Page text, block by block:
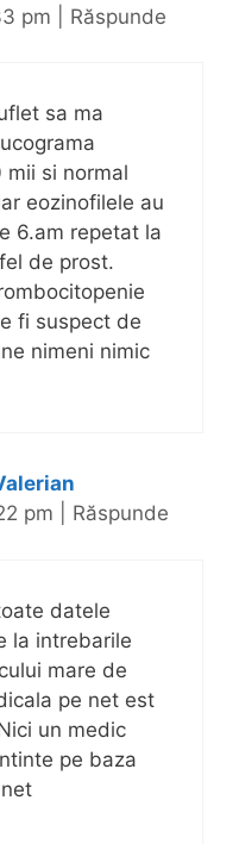
pm
Răspunde
sa ma
si normal
eozinofilele au
6.am repetat la
de prost.
fi suspect de
nimeni nimic
pm
Răspunde
datele
la intrebarile
mare de
pe net est
un medic
pe baza